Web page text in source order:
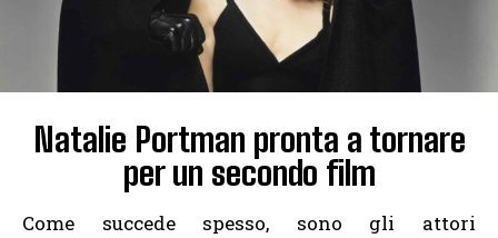
Natalie Portman pronta a tornare
per un secondo film
Come succede spesso, sono gli attori